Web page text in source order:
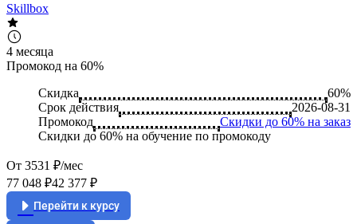
Skillbox
4 месяца
Промокод на 60%
Скидка
60%
Срок действия
2026-08-31
Промокод
Скидки до 60% на заказ
Скидки до 60% на обучение по промокоду
От 3531 ₽/мес
77 048 ₽42 377 ₽
Перейти к курсу